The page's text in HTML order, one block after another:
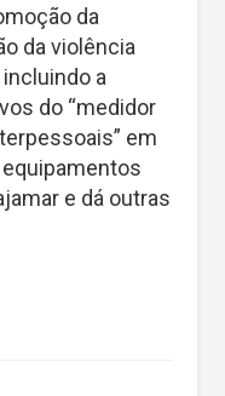
da
da violência
a
do “medidor
em
e dá outras